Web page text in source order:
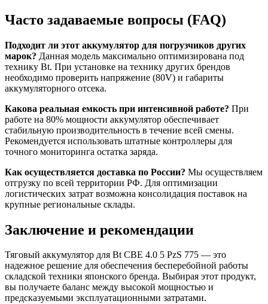
Часто задаваемые вопросы (FAQ)
Подходит ли этот аккумулятор для погрузчиков других
марок? Данная модель максимально оптимизирована под
технику Bt. При установке на технику других брендов
необходимо проверить напряжение (80V) и габариты
аккумуляторного отсека.
Какова реальная емкость при интенсивной работе? При
работе на 80% мощности аккумулятор обеспечивает
стабильную производительность в течение всей смены.
Рекомендуется использовать штатные контроллеры для
точного мониторинга остатка заряда.
Как осуществляется доставка по России? Мы осуществляем
отгрузку по всей территории РФ. Для оптимизации
логистических затрат возможна консолидация поставок на
крупные региональные склады.
Заключение и рекомендации
Тяговый аккумулятор для Bt CBE 4.0 5 PzS 775 — это
надежное решение для обеспечения бесперебойной работы
складской техники японского бренда. Выбирая этот продукт,
вы получаете баланс между высокой мощностью и
предсказуемыми эксплуатационными затратами.